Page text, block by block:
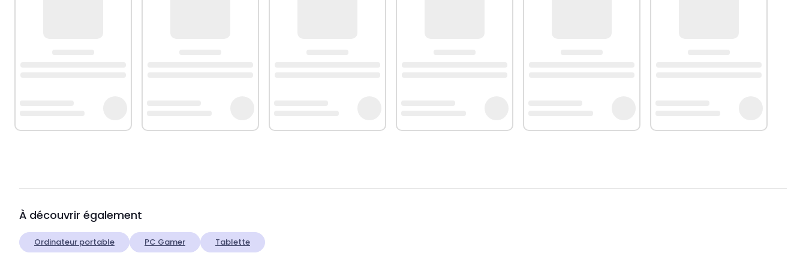
À découvrir également
Ordinateur portable PC Gamer Tablette